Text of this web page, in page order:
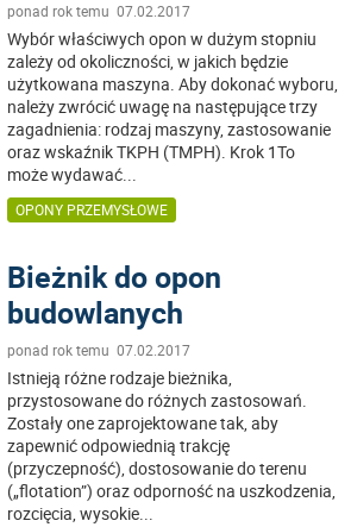
ponad rok temu 07.02.2017
Wybór właściwych opon w dużym stopniu
zależy od okoliczności, w jakich będzie
użytkowana maszyna. Aby dokonać wyboru,
należy zwrócić uwagę na następujące trzy
zagadnienia: rodzaj maszyny, zastosowanie
oraz wskaźnik TKPH (TMPH). Krok 1To
może wydawać...
OPONY PRZEMYSŁOWE
Bieżnik do opon
budowlanych
ponad rok temu 07.02.2017
Istnieją różne rodzaje bieżnika,
przystosowane do różnych zastosowań.
Zostały one zaprojektowane tak, aby
zapewnić odpowiednią trakcję
(przyczepność), dostosowanie do terenu
(„flotation”) oraz odporność na uszkodzenia,
rozcięcia, wysokie...